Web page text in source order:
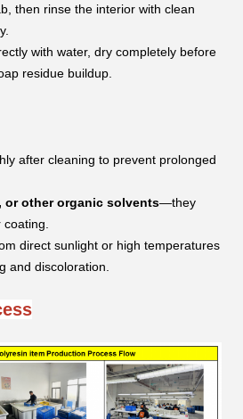
then rinse the interior with clean
with water, dry completely before
residue buildup.
after cleaning to prevent prolonged
or other organic solvents—they
direct sunlight or high temperatures
and discoloration.